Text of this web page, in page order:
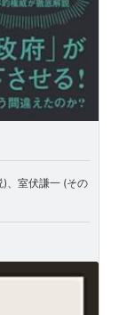
、室伏謙一 (その